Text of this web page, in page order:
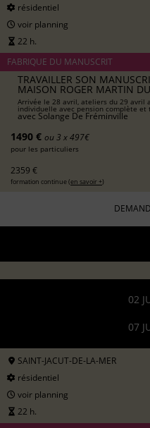
résidentiel
voir planning
22 h.
FABRIQUE DU MANUSCRIT
TRAVAILLER SON
MAISON ROGER MARTIN
Arrivée le 28 avril, ateliers du 29 avril
individuelle avec pension complète et
avec Solange De Fréminville
1490 € ou 3 x 497€
pour les particuliers
2359 €
formation continue (en savoir +)
02
07
SAINT-JACUT-DE-LA-MER
résidentiel
voir planning
22 h.